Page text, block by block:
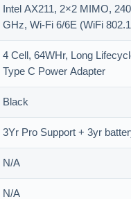
Intel AX211, 2×2 MIMO,
GHz, Wi-Fi 6/6E (WiFi
4 Cell, 64WHr, Long
Type C Power Adapter
Black
3Yr Pro Support + 3yr
N/A
N/A